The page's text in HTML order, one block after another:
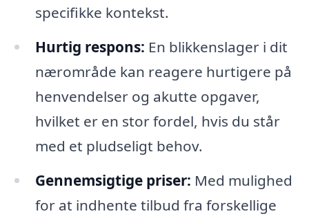
specifikke kontekst.
Hurtig respons: En blikkenslager i dit
nærområde kan reagere hurtigere på
henvendelser og akutte opgaver,
hvilket er en stor fordel, hvis du står
med et pludseligt behov.
Gennemsigtige priser: Med mulighed
for at indhente tilbud fra forskellige